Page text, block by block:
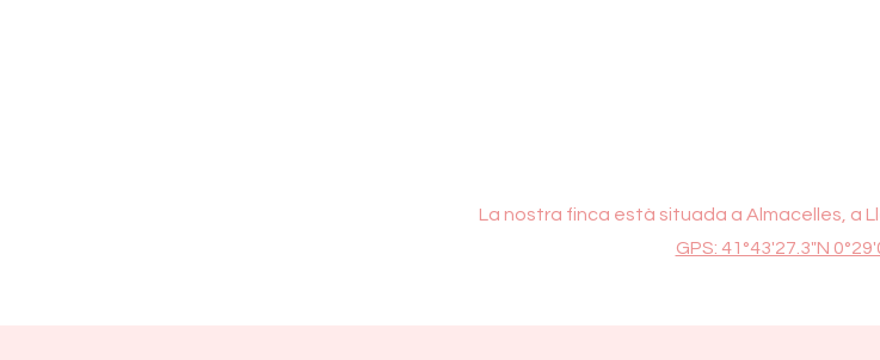
La nostra finca està situada a Almacelles, a
GPS: 41°43'27.3"N